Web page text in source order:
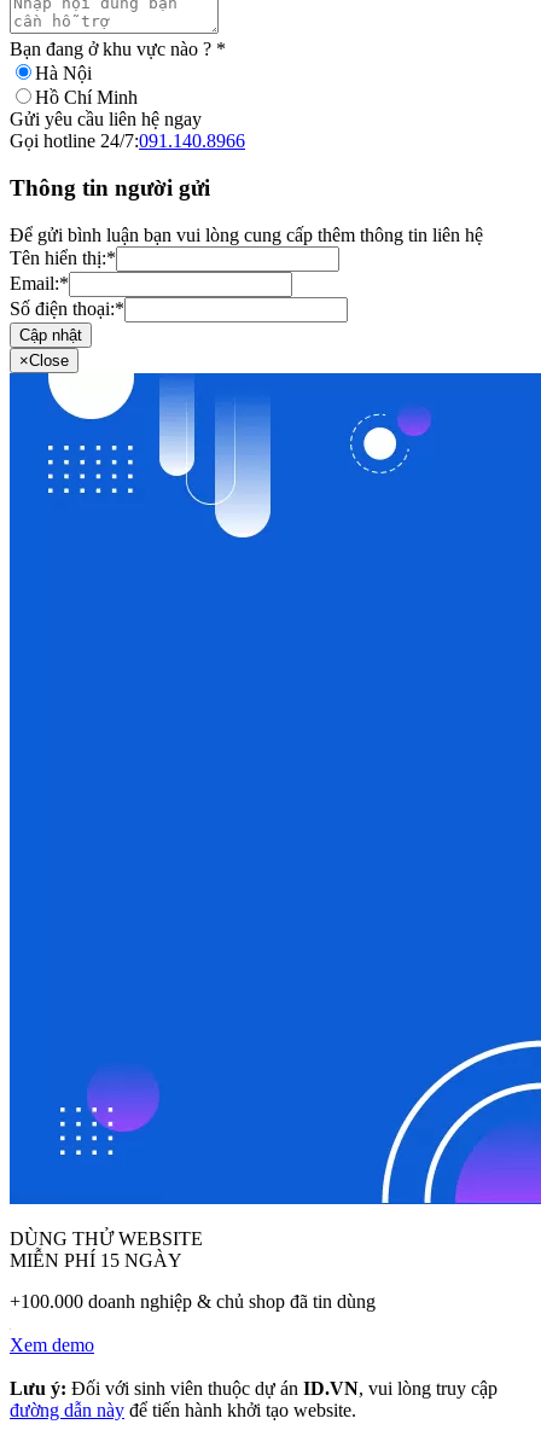
Bạn đang ở khu vực nào ? *
Hà Nội
Hồ Chí Minh
Gửi yêu cầu liên hệ ngay
Gọi hotline 24/7:091.140.8966
Thông tin người gửi
Để gửi bình luận bạn vui lòng cung cấp thêm thông tin liên hệ
Tên hiển thị:*
Email:*
Số điện thoại:*
Cập nhật
×Close
DÙNG THỬ WEBSITE
MIỄN PHÍ 15 NGÀY
+100.000 doanh nghiệp & chủ shop đã tin dùng
Xem demo
Lưu ý: Đối với sinh viên thuộc dự án ID.VN, vui lòng truy cập
đường dẫn này để tiến hành khởi tạo website.